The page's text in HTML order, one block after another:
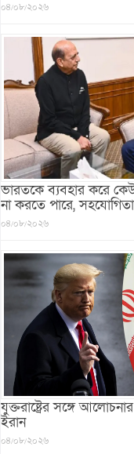
০৪/০৮/২০২৬
ভারতকে ব্যবহার করে কেউ
না করতে পারে,
০৪/০৮/২০২৬
যুক্তরাষ্ট্রের সঙ্গে
ইরান
০৪/০৮/২০২৬